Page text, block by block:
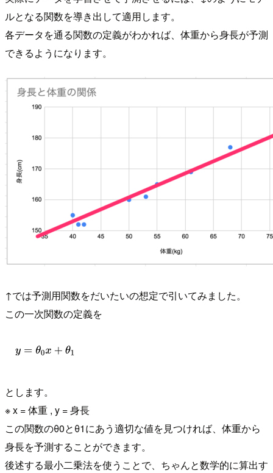
ルとなる関数を導き出して適用します。
各データを通る関数の定義がわかれば、体重から身長が予測
できるようになります。
↑では予測用関数をだいたいの想定で引いてみました。
この一次関数の定義を
とします。
※ x = 体重 , y = 身長
この関数のθ0とθ1にあう適切な値を見つければ、体重から
身長を予測することができます。
後述する最小二乗法を使うことで、ちゃんと数学的に算出す